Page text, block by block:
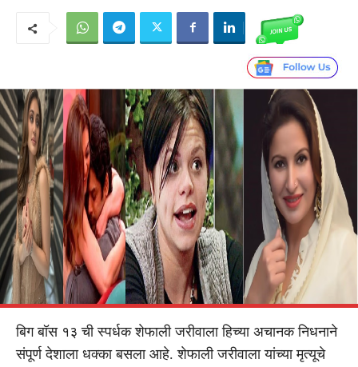
बिग बॉस १३ ची स्पर्धक शेफाली जरीवाला हिच्या अचानक निधनाने
संपूर्ण देशाला धक्का बसला आहे. शेफाली जरीवाला यांच्या मृत्यूचे